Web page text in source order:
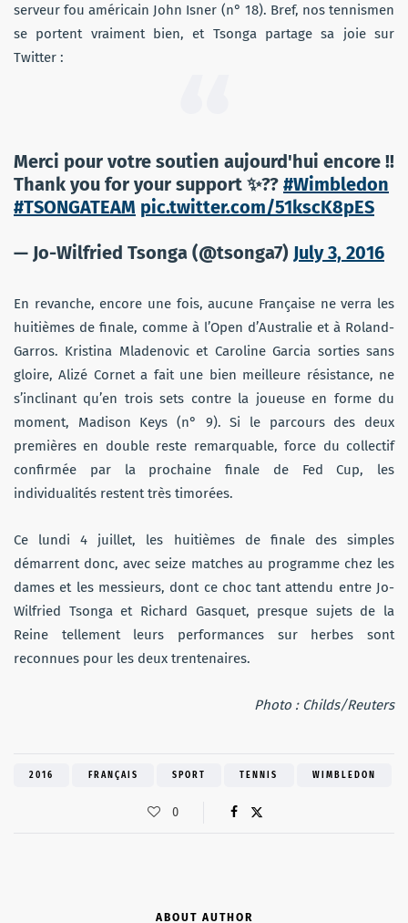
serveur fou américain John Isner (n° 18). Bref, nos tennismen
se portent vraiment bien, et Tsonga partage sa joie sur
Twitter :
Merci pour votre soutien aujourd'hui encore !!
Thank you for your support ✨?? #Wimbledon
#TSONGATEAM pic.twitter.com/51kscK8pES
— Jo-Wilfried Tsonga (@tsonga7) July 3, 2016
En revanche, encore une fois, aucune Française ne verra les
huitièmes de finale, comme à l’Open d’Australie et à Roland-
Garros. Kristina Mladenovic et Caroline Garcia sorties sans
gloire, Alizé Cornet a fait une bien meilleure résistance, ne
s’inclinant qu’en trois sets contre la joueuse en forme du
moment, Madison Keys (n° 9). Si le parcours des deux
premières en double reste remarquable, force du collectif
confirmée par la prochaine finale de Fed Cup, les
individualités restent très timorées.
Ce lundi 4 juillet, les huitièmes de finale des simples
démarrent donc, avec seize matches au programme chez les
dames et les messieurs, dont ce choc tant attendu entre Jo-
Wilfried Tsonga et Richard Gasquet, presque sujets de la
Reine tellement leurs performances sur herbes sont
reconnues pour les deux trentenaires.
Photo : Childs/Reuters
2016 FRANÇAIS SPORT TENNIS WIMBLEDON
0
ABOUT AUTHOR